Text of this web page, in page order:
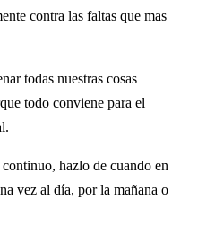
contra las faltas que mas
todas nuestras cosas
todo conviene para el
hazlo de cuando en
vez al día, por la mañana o